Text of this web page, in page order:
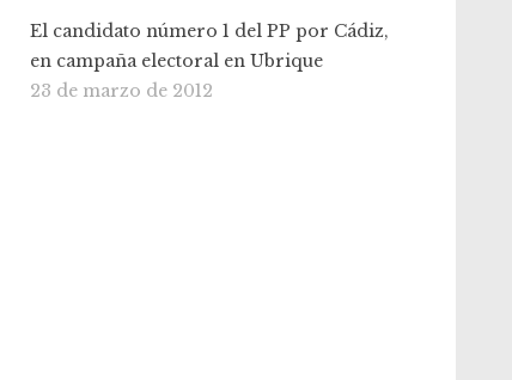
El candidato número 1 del PP por Cádiz,
en campaña electoral en Ubrique
23 de marzo de 2012